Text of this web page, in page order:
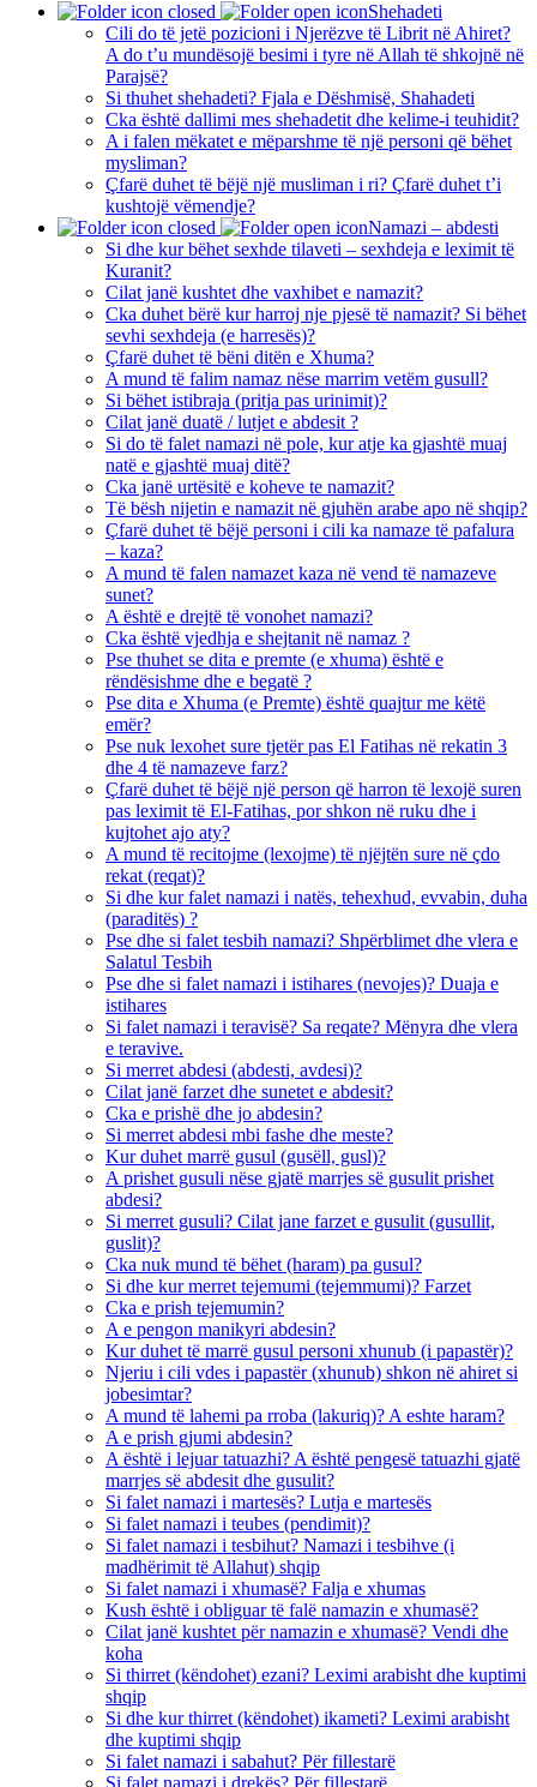
Shehadeti
Cili do të jetë pozicioni i Njerëzve të Librit në Ahiret?
A do t’u mundësojë besimi i tyre në Allah të shkojnë në
Parajsë?
Si thuhet shehadeti? Fjala e Dëshmisë, Shahadeti
Cka është dallimi mes shehadetit dhe kelime-i teuhidit?
A i falen mëkatet e mëparshme të një personi që bëhet
mysliman?
Çfarë duhet të bëjë një musliman i ri? Çfarë duhet t’i
kushtojë vëmendje?
Namazi – abdesti
Si dhe kur bëhet sexhde tilaveti – sexhdeja e leximit të
Kuranit?
Cilat janë kushtet dhe vaxhibet e namazit?
Cka duhet bërë kur harroj nje pjesë të namazit? Si bëhet
sevhi sexhdeja (e harresës)?
Çfarë duhet të bëni ditën e Xhuma?
A mund të falim namaz nëse marrim vetëm gusull?
Si bëhet istibraja (pritja pas urinimit)?
Cilat janë duatë / lutjet e abdesit ?
Si do të falet namazi në pole, kur atje ka gjashtë muaj
natë e gjashtë muaj ditë?
Cka janë urtësitë e koheve te namazit?
Të bësh nijetin e namazit në gjuhën arabe apo në shqip?
Çfarë duhet të bëjë personi i cili ka namaze të pafalura
– kaza?
A mund të falen namazet kaza në vend të namazeve
sunet?
A është e drejtë të vonohet namazi?
Cka është vjedhja e shejtanit në namaz ?
Pse thuhet se dita e premte (e xhuma) është e
rëndësishme dhe e begatë ?
Pse dita e Xhuma (e Premte) është quajtur me këtë
emër?
Pse nuk lexohet sure tjetër pas El Fatihas në rekatin 3
dhe 4 të namazeve farz?
Çfarë duhet të bëjë një person që harron të lexojë suren
pas leximit të El-Fatihas, por shkon në ruku dhe i
kujtohet ajo aty?
A mund të recitojme (lexojme) të njëjtën sure në çdo
rekat (reqat)?
Si dhe kur falet namazi i natës, tehexhud, evvabin, duha
(paraditës) ?
Pse dhe si falet tesbih namazi? Shpërblimet dhe vlera e
Salatul Tesbih
Pse dhe si falet namazi i istihares (nevojes)? Duaja e
istihares
Si falet namazi i teravisë? Sa reqate? Mënyra dhe vlera
e teravive.
Si merret abdesi (abdesti, avdesi)?
Cilat janë farzet dhe sunetet e abdesit?
Cka e prishë dhe jo abdesin?
Si merret abdesi mbi fashe dhe meste?
Kur duhet marrë gusul (gusëll, gusl)?
A prishet gusuli nëse gjatë marrjes së gusulit prishet
abdesi?
Si merret gusuli? Cilat jane farzet e gusulit (gusullit,
guslit)?
Cka nuk mund të bëhet (haram) pa gusul?
Si dhe kur merret tejemumi (tejemmumi)? Farzet
Cka e prish tejemumin?
A e pengon manikyri abdesin?
Kur duhet të marrë gusul personi xhunub (i papastër)?
Njeriu i cili vdes i papastër (xhunub) shkon në ahiret si
jobesimtar?
A mund të lahemi pa rroba (lakuriq)? A eshte haram?
A e prish gjumi abdesin?
A është i lejuar tatuazhi? A është pengesë tatuazhi gjatë
marrjes së abdesit dhe gusulit?
Si falet namazi i martesës? Lutja e martesës
Si falet namazi i teubes (pendimit)?
Si falet namazi i tesbihut? Namazi i tesbihve (i
madhërimit të Allahut) shqip
Si falet namazi i xhumasë? Falja e xhumas
Kush është i obliguar të falë namazin e xhumasë?
Cilat janë kushtet për namazin e xhumasë? Vendi dhe
koha
Si thirret (këndohet) ezani? Leximi arabisht dhe kuptimi
shqip
Si dhe kur thirret (këndohet) ikameti? Leximi arabisht
dhe kuptimi shqip
Si falet namazi i sabahut? Për fillestarë